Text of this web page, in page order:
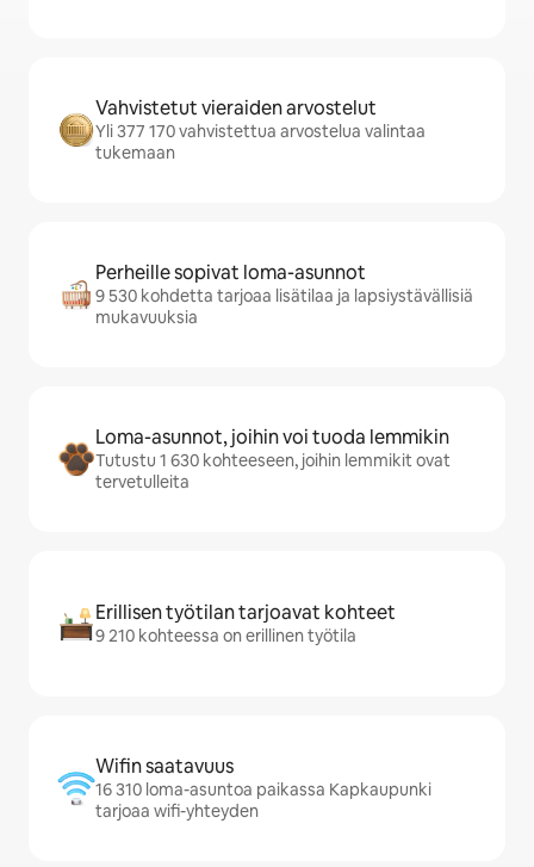
Vahvistetut vieraiden arvostelut
Yli 377 170 vahvistettua arvostelua valintaa
tukemaan
Perheille sopivat loma-asunnot
9 530 kohdetta tarjoaa lisätilaa ja lapsiystävällisiä
mukavuuksia
Loma-asunnot, joihin voi tuoda lemmikin
Tutustu 1 630 kohteeseen, joihin lemmikit ovat
tervetulleita
Erillisen työtilan tarjoavat kohteet
9 210 kohteessa on erillinen työtila
Wifin saatavuus
16 310 loma-asuntoa paikassa Kapkaupunki
tarjoaa wifi-yhteyden